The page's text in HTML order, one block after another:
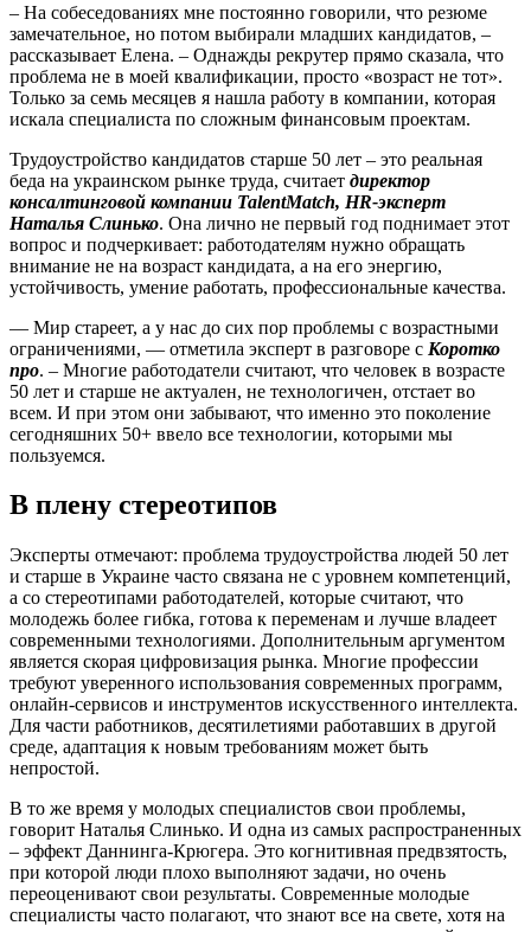
– На собеседованиях мне постоянно говорили, что резюме
замечательное, но потом выбирали младших кандидатов, –
рассказывает Елена. – Однажды рекрутер прямо сказала, что
проблема не в моей квалификации, просто «возраст не тот».
Только за семь месяцев я нашла работу в компании, которая
искала специалиста по сложным финансовым проектам.
Трудоустройство кандидатов старше 50 лет – это реальная
беда на украинском рынке труда, считает директор
консалтинговой компании TalentMatch, HR-эксперт
Наталья Слинько. Она лично не первый год поднимает этот
вопрос и подчеркивает: работодателям нужно обращать
внимание не на возраст кандидата, а на его энергию,
устойчивость, умение работать, профессиональные качества.
— Мир стареет, а у нас до сих пор проблемы с возрастными
ограничениями, — отметила эксперт в разговоре с Коротко
про. – Многие работодатели считают, что человек в возрасте
50 лет и старше не актуален, не технологичен, отстает во
всем. И при этом они забывают, что именно это поколение
сегодняшних 50+ ввело все технологии, которыми мы
пользуемся.
В плену стереотипов
Эксперты отмечают: проблема трудоустройства людей 50 лет
и старше в Украине часто связана не с уровнем компетенций,
а со стереотипами работодателей, которые считают, что
молодежь более гибка, готова к переменам и лучше владеет
современными технологиями. Дополнительным аргументом
является скорая цифровизация рынка. Многие профессии
требуют уверенного использования современных программ,
онлайн-сервисов и инструментов искусственного интеллекта.
Для части работников, десятилетиями работавших в другой
среде, адаптация к новым требованиям может быть
непростой.
В то же время у молодых специалистов свои проблемы,
говорит Наталья Слинько. И одна из самых распространенных
– эффект Даннинга-Крюгера. Это когнитивная предвзятость,
при которой люди плохо выполняют задачи, но очень
переоценивают свои результаты. Современные молодые
специалисты часто полагают, что знают все на свете, хотя на